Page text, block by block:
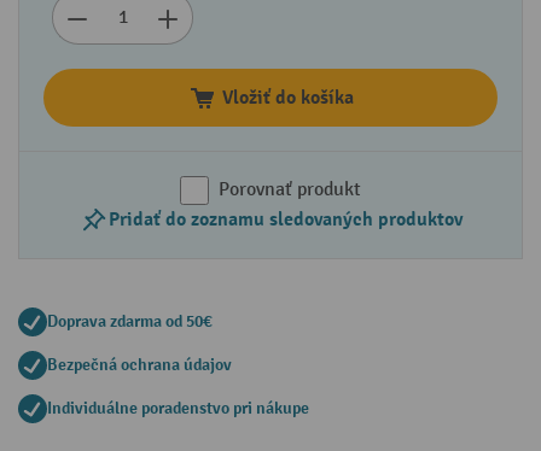
Vložiť do košíka
Porovnať produkt
Pridať do zoznamu sledovaných produktov
Doprava zdarma od 50€
Bezpečná ochrana údajov
Individuálne poradenstvo pri nákupe